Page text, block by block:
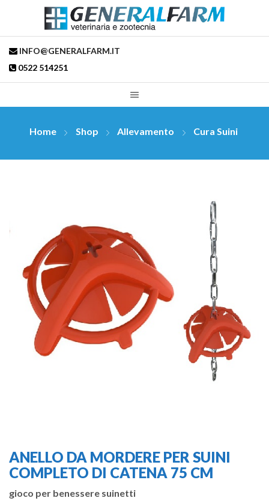
INFO@GENERALFARM.IT
0522 514251
Home Shop Allevamento Cura Suini
ANELLO DA MORDERE PER SUINI
COMPLETO DI CATENA 75 CM
gioco per benessere suinetti